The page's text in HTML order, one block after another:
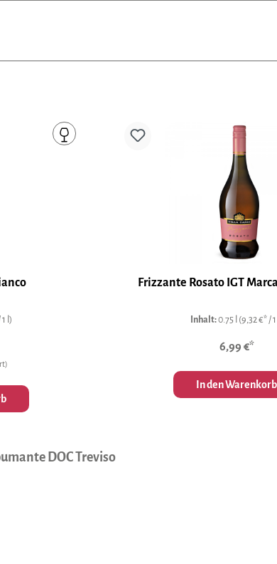
l)
Frizzante Rosato IGT
Inhalt:0.75 l (9,32 €* /
6,99 €*
In den Warenkorb
DOC Treviso